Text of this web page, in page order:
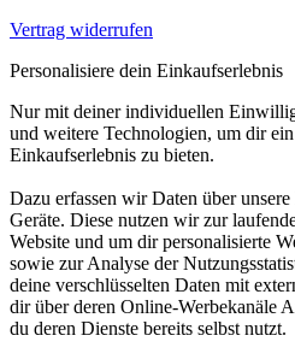
Vertrag widerrufen
Personalisiere dein Einkaufserlebnis
Nur mit deiner individuellen
und weitere Technologien, um dir
Einkaufserlebnis zu bieten.
Dazu erfassen wir Daten über
Geräte. Diese nutzen wir zur
Website und um dir personalisierte
sowie zur Analyse der
deine verschlüsselten Daten mit
dir über deren Online-Werbekanäle
du deren Dienste bereits selbst nutzt.